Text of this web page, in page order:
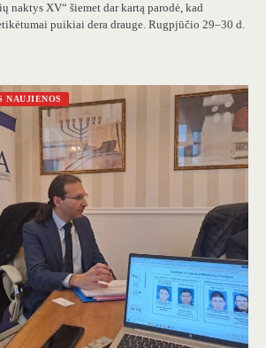
naktys XV“ šiemet dar kartą parodė, kad
puikiai dera drauge. Rugpjūčio 29–30 d.
NAUJIENOS